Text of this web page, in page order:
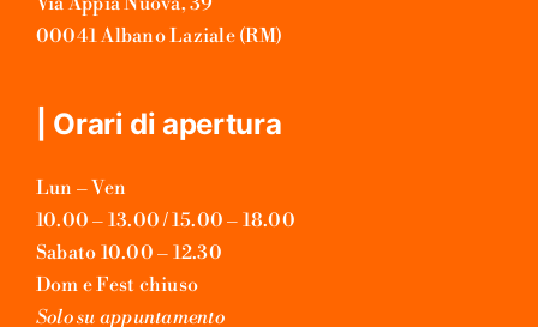
00041 Albano Laziale (RM)
| Orari di apertura
Lun – Ven
10.00 – 13.00 / 15.00 – 18.00
Sabato 10.00 – 12.30
Dom e Fest chiuso
Solo su appuntamento